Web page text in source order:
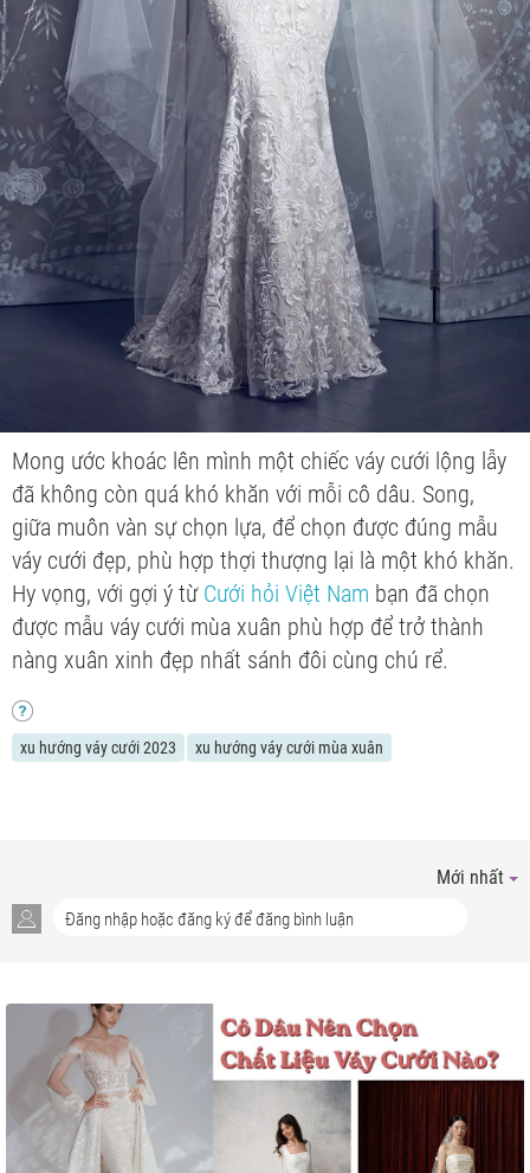
Mong ước khoác lên mình một chiếc váy cưới lộng lẫy
đã không còn quá khó khăn với mỗi cô dâu. Song,
giữa muôn vàn sự chọn lựa, để chọn được đúng mẫu
váy cưới đẹp, phù hợp thợi thượng lại là một khó khăn.
Hy vọng, với gợi ý từ Cưới hỏi Việt Nam bạn đã chọn
được mẫu váy cưới mùa xuân phù hợp để trở thành
nàng xuân xinh đẹp nhất sánh đôi cùng chú rể.
xu hướng váy cưới 2023 xu hướng váy cưới mùa xuân
Mới nhất